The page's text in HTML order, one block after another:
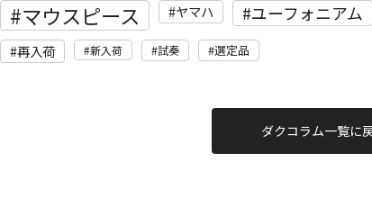
マウスピース ヤマハ ユーフォニアム
再入荷 新入荷 試奏 選定品
ダクコラム一覧に